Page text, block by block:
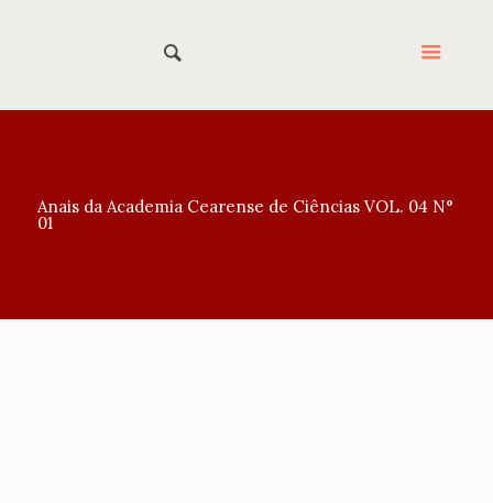
Anais da Academia Cearense de Ciências VOL. 04 N°
01